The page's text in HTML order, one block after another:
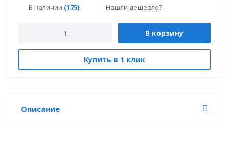
В наличии (175) Нашли дешевле?
В корзину
Купить в 1 клик
Описание